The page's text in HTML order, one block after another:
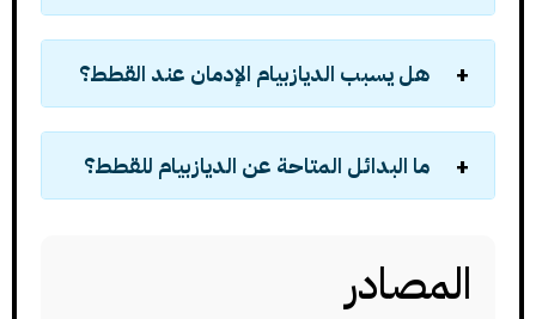
هل يسبب الديازبيام الإدمان عند القطط؟
ما البدائل المتاحة عن الديازبيام للقطط؟
المصادر